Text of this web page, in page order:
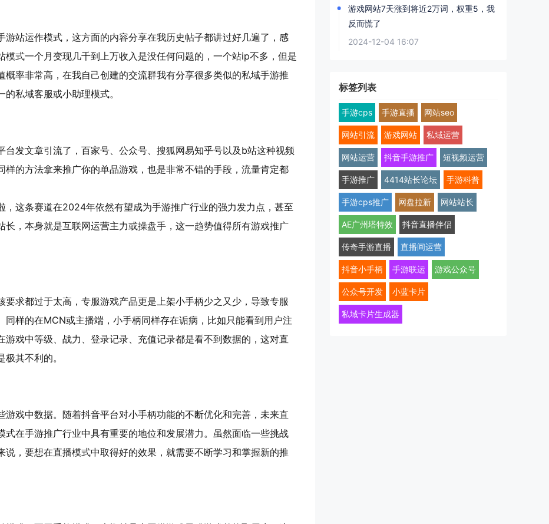
站运作模式，这方面的内容分享在我历史帖子都讲过好几遍了，感
式一个月变现几千到上万收入是没任何问题的，一个站ip不多，但是
率非常高，在我自己创建的交流群我有分享很多类似的私域手游推
私域客服或小助理模式。
发文章引流了，百家号、公众号、搜狐网易知乎号以及b站这种视频
的方法拿来推广你的单品游戏，也是非常不错的手段，流量肯定都
，这条赛道在2024年依然有望成为手游推广行业的强力发力点，甚至
，本身就是互联网运营主力或操盘手，这一趋势值得所有游戏推广
求都过于太高，专服游戏产品更是上架小手柄少之又少，导致专服
样的在MCN或主播端，小手柄同样存在诟病，比如只能看到用户注
戏中等级、战力、登录记录、充值记录都是看不到数据的，这对直
其不利的。
戏中数据。随着抖音平台对小手柄功能的不断优化和完善，未来直
在手游推广行业中具有重要的地位和发展潜力。虽然面临一些挑战
，要想在直播模式中取得好的效果，就需要不断学习和掌握新的推
游戏网站7天涨到将近2万词，权重5，我
反而慌了
2024-12-04 16:07
标签列表
手游cps 手游直播 网站seo
网站引流 游戏网站 私域运营
网站运营 抖音手游推广 短视频运营
手游推广 4414站长论坛 手游科普
手游cps推广 网盘拉新 网站站长
AE广州塔特效 抖音直播伴侣
传奇手游直播 直播间运营
抖音小手柄 手游联运 游戏公众号
公众号开发 小蓝卡片
私域卡片生成器